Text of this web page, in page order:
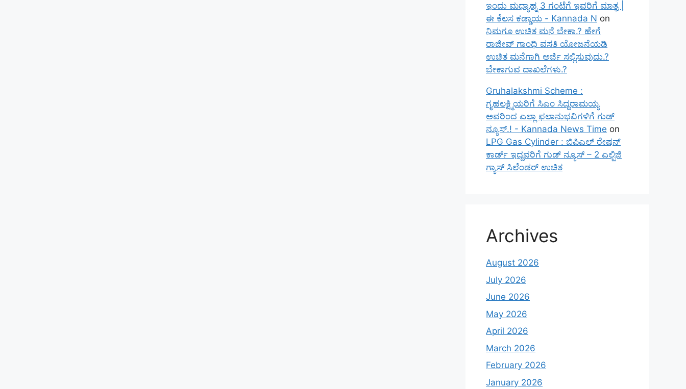
ಇಂದು ಮಧ್ಯಾಹ್ನ 3 ಗಂಟೆಗೆ ಇವರಿಗೆ ಮಾತ್ರ |
ಈ ಕೆಲಸ ಕಡ್ಡಾಯ - Kannada N on
ನಿಮಗೂ ಉಚಿತ ಮನೆ ಬೇಕಾ.? ಹೇಗೆ
ರಾಜೀವ್ ಗಾಂಧಿ ವಸತಿ ಯೋಜನೆಯಡಿ
ಉಚಿತ ಮನೆಗಾಗಿ ಅರ್ಜಿ ಸಲ್ಲಿಸುವುದು.?
ಬೇಕಾಗುವ ದಾಖಲೆಗಳು.?
Gruhalakshmi Scheme :
ಗೃಹಲಕ್ಷ್ಮಿಯರಿಗೆ ಸಿಎಂ ಸಿದ್ದರಾಮಯ್ಯ
ಅವರಿಂದ ಎಲ್ಲಾ ಫಲಾನುಭವಿಗಳಿಗೆ ಗುಡ್
ನ್ಯೂಸ್.! - Kannada News Time on
LPG Gas Cylinder : ಬಿಪಿಎಲ್ ರೇಷನ್
ಕಾರ್ಡ್ ಇದ್ದವರಿಗೆ ಗುಡ್ ನ್ಯೂಸ್ – 2 ಎಲ್ಪಿಜಿ
ಗ್ಯಾಸ್ ಸಿಲೆಂಡರ್ ಉಚಿತ
Archives
August 2026
July 2026
June 2026
May 2026
April 2026
March 2026
February 2026
January 2026